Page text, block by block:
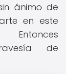
ánimo de
en este
de